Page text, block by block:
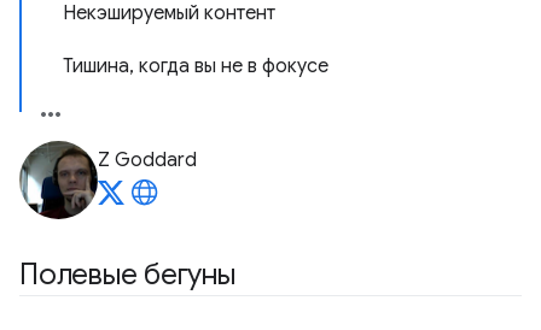
Некэшируемый контент
Тишина, когда вы не в фокусе
Z Goddard
Полевые бегуны